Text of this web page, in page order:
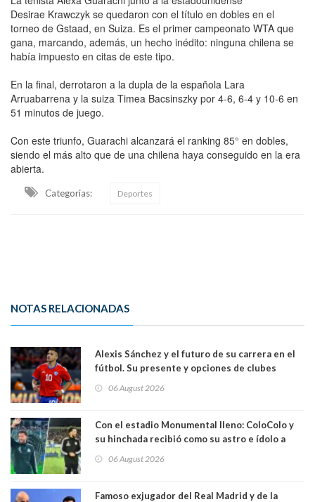
Desirae Krawczyk se quedaron con el título en dobles en el
torneo de Gstaad, en Suiza. Es el primer campeonato WTA que
gana, marcando, además, un hecho inédito: ninguna chilena se
había impuesto en citas de este tipo.
En la final, derrotaron a la dupla de la española Lara
Arruabarrena y la suiza Timea Bacsinszky por 4-6, 6-4 y 10-6 en
51 minutos de juego.
Con este triunfo, Guarachi alcanzará el ranking 85° en dobles,
siendo el más alto que de una chilena haya conseguido en la era
abierta.
Categorias: Deportes
NOTAS RELACIONADAS
Alexis Sánchez y el futuro de su carrera en el
fútbol. Su presente y opciones de clubes
06 August 2026
Con el estadio Monumental lleno: ColoColo y
su hinchada recibió como su astro e ídolo a
06 August 2026
Famoso exjugador del Real Madrid y de la